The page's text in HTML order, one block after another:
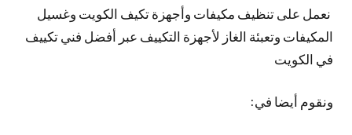
نعمل على تنظيف مكيفات وأجهزة تكيف الكويت وغسيل
المكيفات وتعبئة الغاز لأجهزة التكييف عبر أفضل فني تكييف
في الكويت
ونقوم أيضا في: